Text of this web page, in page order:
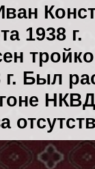
1938 г.
г. Был